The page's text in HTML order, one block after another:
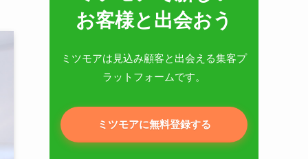
お客様と出会おう
ミツモアは見込み顧客と出会える集客プ
ラットフォームです。
ミツモアに無料登録する